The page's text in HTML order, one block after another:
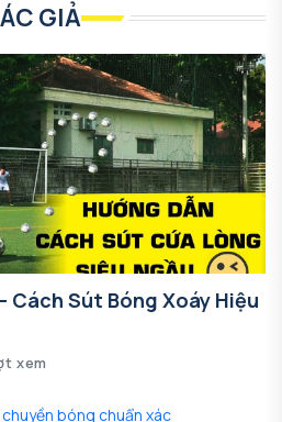
GIẢ
Cách Sút Bóng Xoáy Hiệu
xem